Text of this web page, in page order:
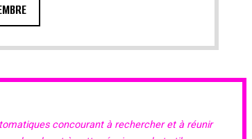
concourant à rechercher et à réunir